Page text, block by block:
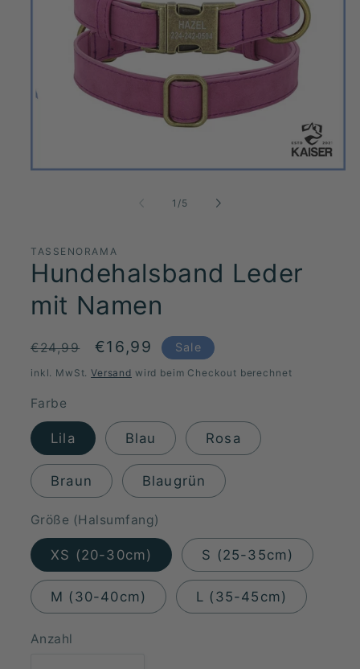
1 /von
5
TASSENORAMA
Hundehalsband Leder
mit Namen
Normaler
Preis
€24,99 Verkaufspreis
€16,99 Sale
inkl. MwSt.Versand wird beim Checkout berechnet
Farbe
Lila Blau Rosa
Braun Blaugrün
Größe (Halsumfang)
XS (20-30cm) S (25-35cm)
M (30-40cm) L (35-45cm)
Anzahl